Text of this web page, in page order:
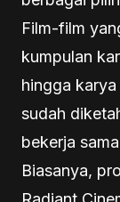
Film-film
kumpulan
hingga
sudah
bekerja
Biasanya,